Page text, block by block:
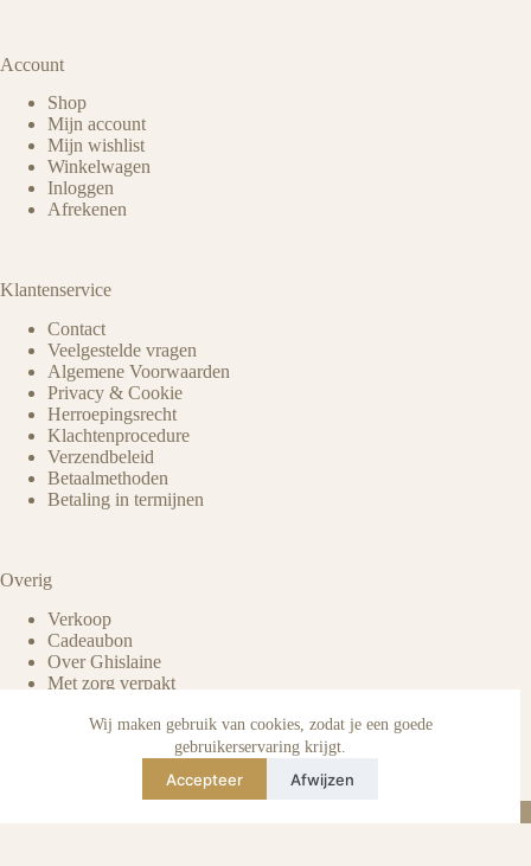
Wij maken gebruik van cookies, zodat je een goede
gebruikerservaring krijgt.
Accepteer Afwijzen
Account
Shop
Mijn account
Mijn wishlist
Winkelwagen
Inloggen
Afrekenen
Klantenservice
Contact
Veelgestelde vragen
Algemene Voorwaarden
Privacy & Cookie
Herroepingsrecht
Klachtenprocedure
Verzendbeleid
Betaalmethoden
Betaling in termijnen
Overig
Verkoop
Cadeaubon
Over Ghislaine
Met zorg verpakt
Verzorging & onderhoud
Echtheid van reviews